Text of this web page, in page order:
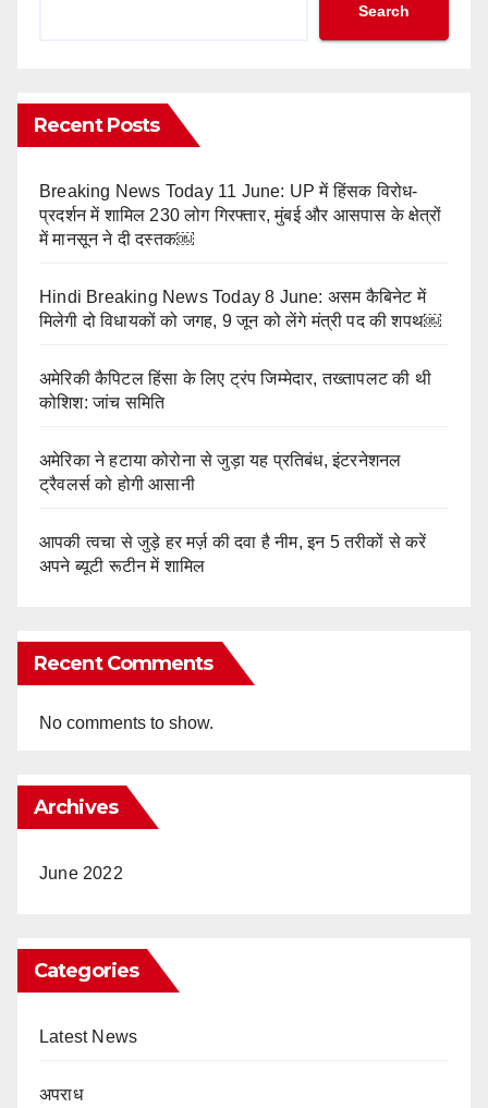
Search
Recent Posts
Breaking News Today 11 June: UP में हिंसक विरोध-
प्रदर्शन में शामिल 230 लोग गिरफ्तार, मुंबई और आसपास के क्षेत्रों
में मानसून ने दी दस्तक￼
Hindi Breaking News Today 8 June: असम कैबिनेट में
मिलेगी दो विधायकों को जगह, 9 जून को लेंगे मंत्री पद की शपथ￼
अमेरिकी कैपिटल हिंसा के लिए ट्रंप जिम्मेदार, तख्तापलट की थी
कोशिश: जांच समिति
अमेरिका ने हटाया कोरोना से जुड़ा यह प्रतिबंध, इंटरनेशनल
ट्रैवलर्स को होगी आसानी
आपकी त्वचा से जुड़े हर मर्ज़ की दवा है नीम, इन 5 तरीकों से करें
अपने ब्यूटी रूटीन में शामिल
Recent Comments
No comments to show.
Archives
June 2022
Categories
Latest News
अपराध